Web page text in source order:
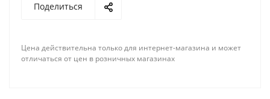
Поделиться
Цена действительна только для интернет-магазина и может
отличаться от цен в розничных магазинах